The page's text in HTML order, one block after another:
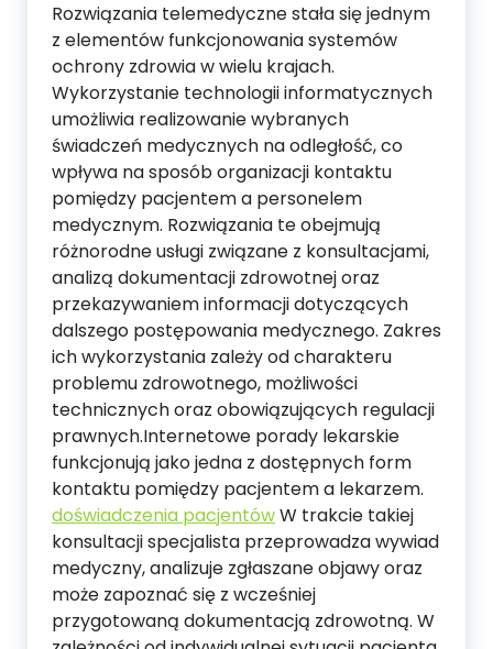
Rozwiązania telemedyczne stała się jednym
z elementów funkcjonowania systemów
ochrony zdrowia w wielu krajach.
Wykorzystanie technologii informatycznych
umożliwia realizowanie wybranych
świadczeń medycznych na odległość, co
wpływa na sposób organizacji kontaktu
pomiędzy pacjentem a personelem
medycznym. Rozwiązania te obejmują
różnorodne usługi związane z konsultacjami,
analizą dokumentacji zdrowotnej oraz
przekazywaniem informacji dotyczących
dalszego postępowania medycznego. Zakres
ich wykorzystania zależy od charakteru
problemu zdrowotnego, możliwości
technicznych oraz obowiązujących regulacji
prawnych.Internetowe porady lekarskie
funkcjonują jako jedna z dostępnych form
kontaktu pomiędzy pacjentem a lekarzem.
doświadczenia pacjentówW trakcie takiej
konsultacji specjalista przeprowadza wywiad
medyczny, analizuje zgłaszane objawy oraz
może zapoznać się z wcześniej
przygotowaną dokumentacją zdrowotną. W